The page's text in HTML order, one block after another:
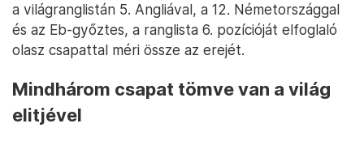
a világranglistán 5. Angliával, a 12. Németországgal
és az Eb-győztes, a ranglista 6. pozícióját elfoglaló
olasz csapattal méri össze az erejét.
Mindhárom csapat tömve van a világ
elitjével